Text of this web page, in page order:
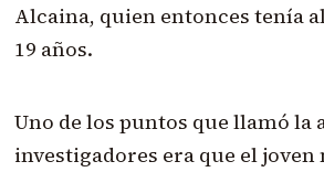
Alcaina, quien entonces tenía
19 años.
Uno de los puntos que llamó la
investigadores era que el